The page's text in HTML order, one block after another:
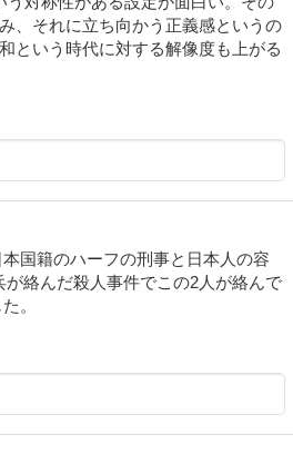
、それに立ち向かう正義感というの
という時代に対する解像度も上がる
国籍のハーフの刑事と日本人の容
絡んだ殺人事件でこの2人が絡んで
。